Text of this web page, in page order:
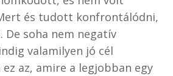
és tudott konfrontálódni,
soha nem negatív
valamilyen jó cél
az, amire a legjobban egy